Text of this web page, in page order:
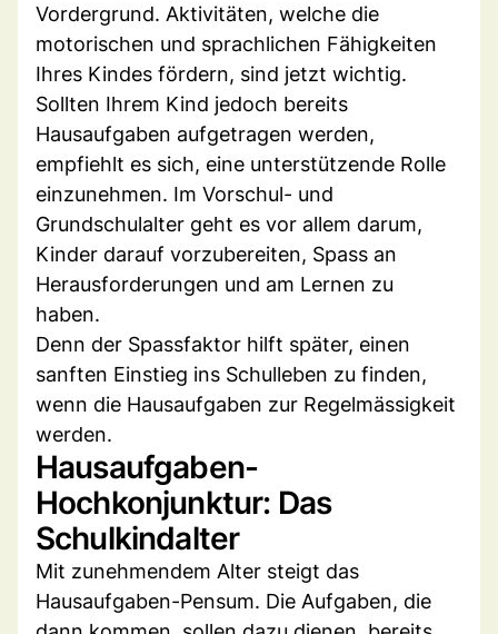
Vordergrund. Aktivitäten, welche die
motorischen und sprachlichen Fähigkeiten
Ihres Kindes fördern, sind jetzt wichtig.
Sollten Ihrem Kind jedoch bereits
Hausaufgaben aufgetragen werden,
empfiehlt es sich, eine unterstützende Rolle
einzunehmen. Im Vorschul- und
Grundschulalter geht es vor allem darum,
Kinder darauf vorzubereiten, Spass an
Herausforderungen und am Lernen zu
haben.
Denn der Spassfaktor hilft später, einen
sanften Einstieg ins Schulleben zu finden,
wenn die Hausaufgaben zur Regelmässigkeit
werden.
Hausaufgaben-
Hochkonjunktur: Das
Schulkindalter
Mit zunehmendem Alter steigt das
Hausaufgaben-Pensum. Die Aufgaben, die